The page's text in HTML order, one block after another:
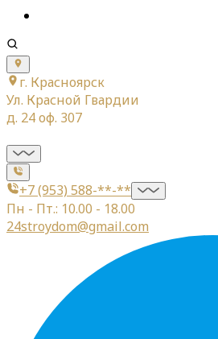
г. Красноярск
Ул. Красной Гвардии
д. 24 оф. 307
+7 (953) 588-**-**
Пн - Пт.: 10.00 - 18.00
24stroydom@gmail.com